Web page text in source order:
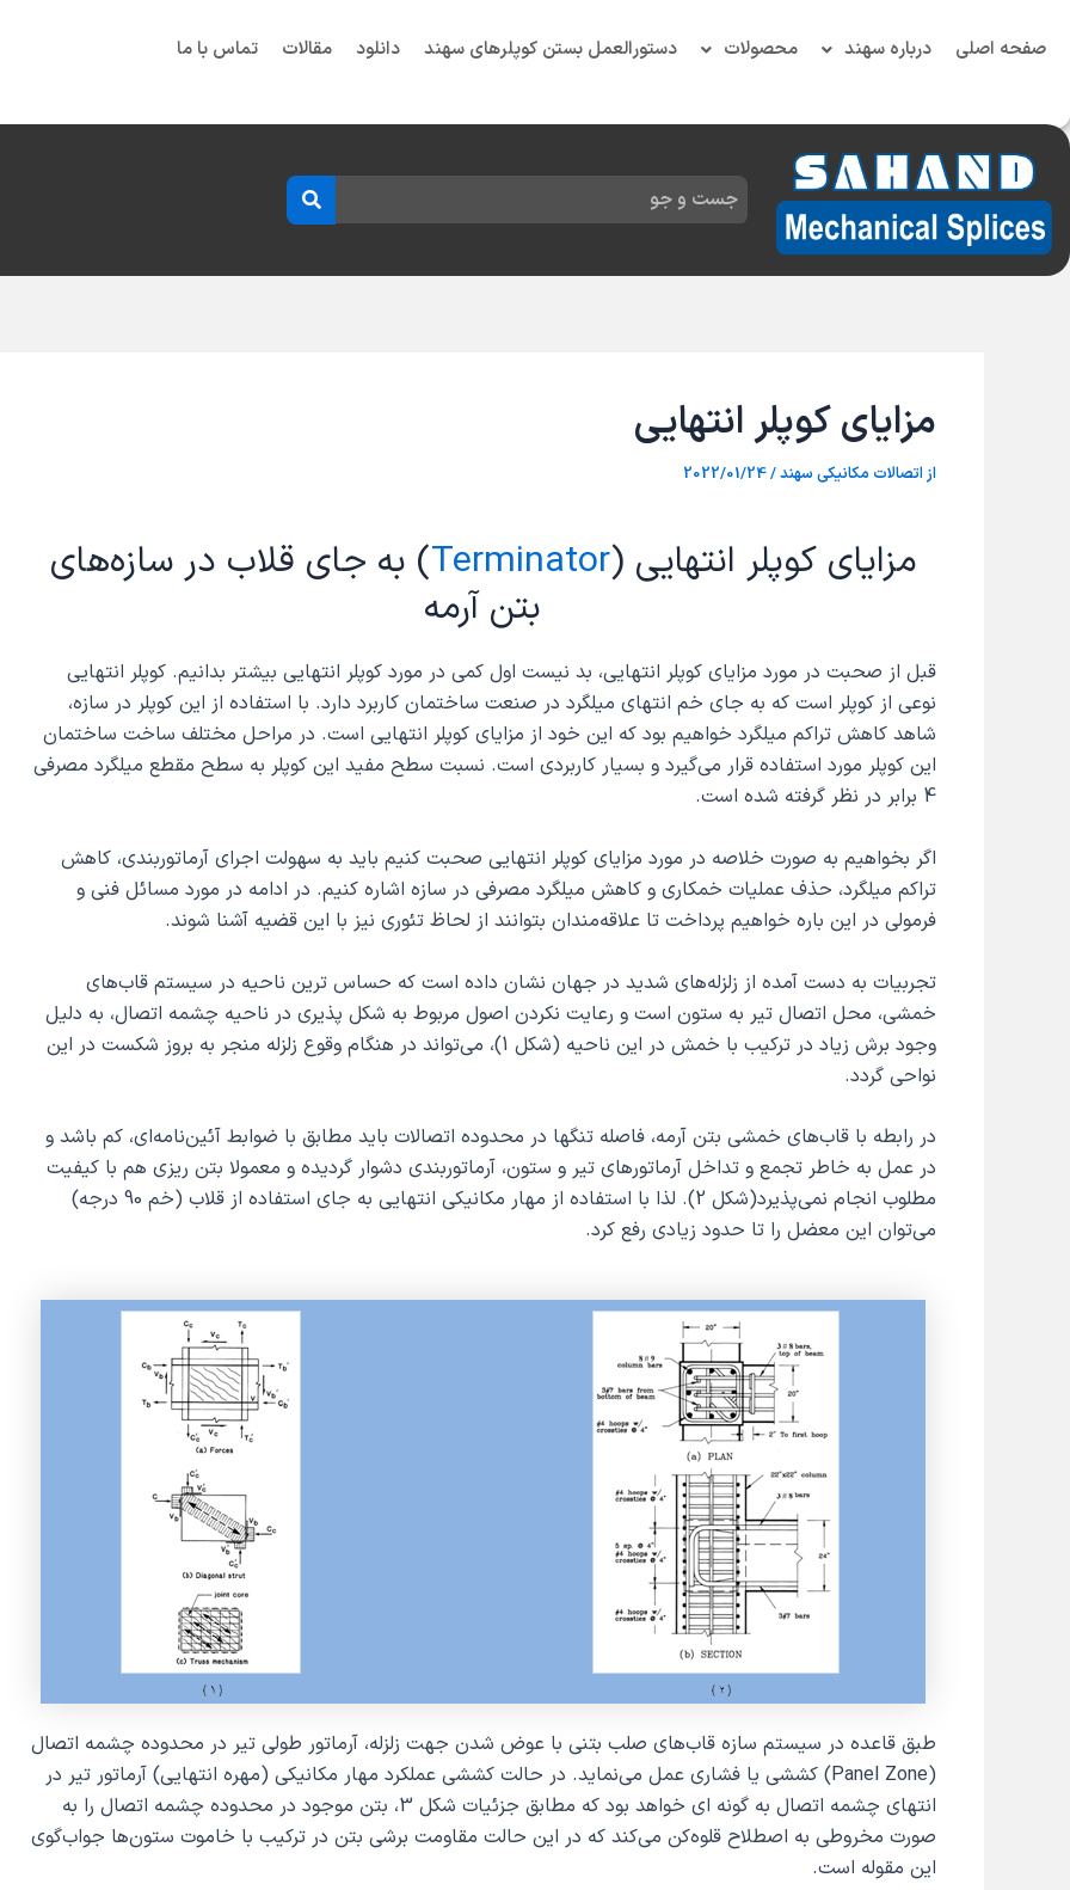
صفحه اصلی درباره سهند محصولات دستورالعمل بستن کوپلرهای سهند دانلود مقالات تماس با ما
مزایای کوپلر انتهایی
از اتصالات مکانیکی سهند/
2022/01/24
مزایای کوپلر انتهایی (Terminator) به جای قلاب در سازه‌های
بتن آرمه
قبل از صحبت در مورد مزایای کوپلر انتهایی، بد نیست اول کمی در مورد کوپلر انتهایی بیشتر بدانیم. کوپلر انتهایی
نوعی از کوپلر است که به جای خم انتهای میلگرد در صنعت ساختمان کاربرد دارد. با استفاده از این کوپلر در سازه،
شاهد کاهش تراکم میلگرد خواهیم بود که این خود از مزایای کوپلر انتهایی است. در مراحل مختلف ساخت ساختمان
این کوپلر مورد استفاده قرار می‌گیرد و بسیار کاربردی است. نسبت سطح مفید این کوپلر به سطح مقطع میلگرد مصرفی
4 برابر در نظر گرفته شده است.
اگر بخواهیم به صورت خلاصه در مورد مزایای کوپلر انتهایی صحبت کنیم باید به سهولت اجرای آرماتوربندی، کاهش
تراکم میلگرد، حذف عملیات خمکاری و کاهش میلگرد مصرفی در سازه اشاره کنیم. در ادامه در مورد مسائل فنی و
فرمولی در این باره خواهیم پرداخت تا علاقه‌مندان بتوانند از لحاظ تئوری نیز با این قضیه آشنا شوند.
تجربیات به دست آمده از زلزله‌های شدید در جهان نشان داده است که حساس ترین ناحیه در سیستم قاب‌های
خمشی، محل اتصال تیر به ستون است و رعایت نکردن اصول مربوط به شکل پذیری در ناحیه چشمه اتصال، به دلیل
وجود برش زیاد در ترکیب با خمش در این ناحیه (شکل 1)، می‌تواند در هنگام وقوع زلزله منجر به بروز شکست در این
نواحی گردد.
در رابطه با قاب‌های خمشی بتن آرمه، فاصله تنگها در محدوده اتصالات باید مطابق با ضوابط آئین‌نامه‌ای، کم باشد و
در عمل به خاطر تجمع و تداخل آرماتورهای تیر و ستون، آرماتوربندی دشوار گردیده و معمولا بتن ریزی هم با کیفیت
مطلوب انجام نمی‌پذیرد(شکل 2). لذا با استفاده از مهار مکانیکی انتهایی به جای استفاده از قلاب (خم 90 درجه)
می‌توان این معضل را تا حدود زیادی رفع کرد.
طبق قاعده در سیستم سازه قاب‌های صلب بتنی با عوض شدن جهت زلزله، آرماتور طولی تیر در محدوده چشمه اتصال
(Panel Zone) کششی یا فشاری عمل می‌نماید. در حالت کششی عملکرد مهار مکانیکی (مهره انتهایی) آرماتور تیر در
انتهای چشمه اتصال به گونه ای خواهد بود که مطابق جزئیات شکل 3، بتن موجود در محدوده چشمه اتصال را به
صورت مخروطی به اصطلاح قلوه‌کن می‌کند که در این حالت مقاومت برشی بتن در ترکیب با خاموت ستون‌ها جواب‌گوی
این مقوله است.